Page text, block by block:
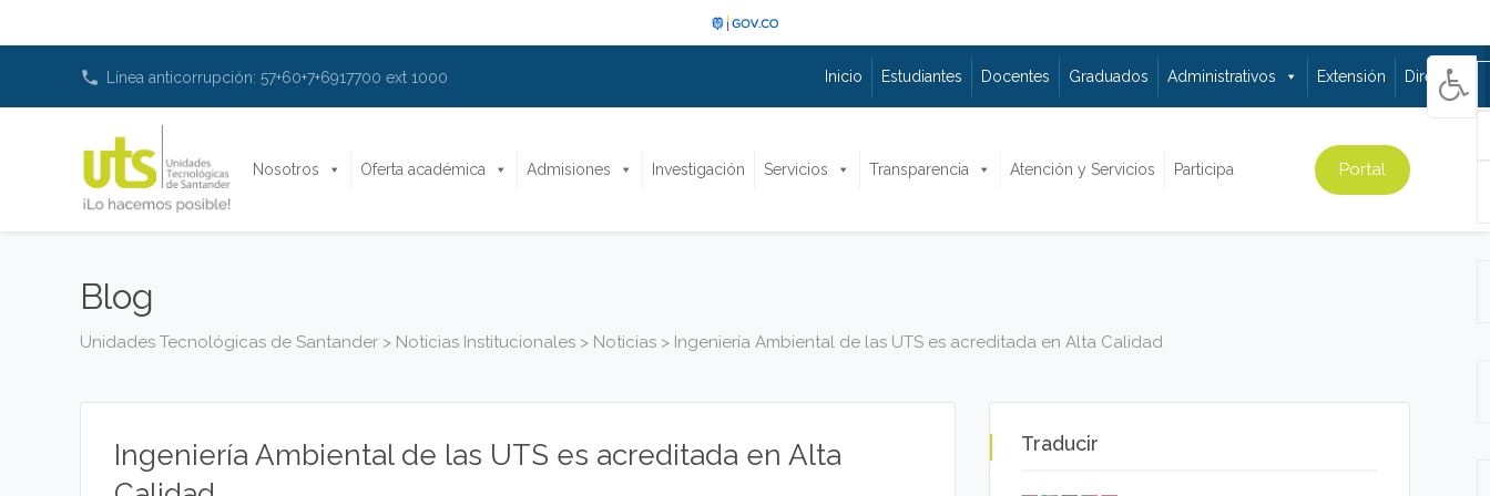
phone Línea anticorrupción: 57+60+7+6917700 ext 1000 Inicio Estudiantes Docentes Graduados Administrativos Extensión Directorio
Nosotros Oferta académica Admisiones Investigación Servicios Transparencia Atención y Servicios Participa Portal
Blog
Unidades Tecnológicas de Santander > Noticias Institucionales > Noticias > Ingeniería Ambiental de las UTS es acreditada en Alta Calidad
Ingeniería Ambiental de las UTS es acreditada en Alta
Traducir